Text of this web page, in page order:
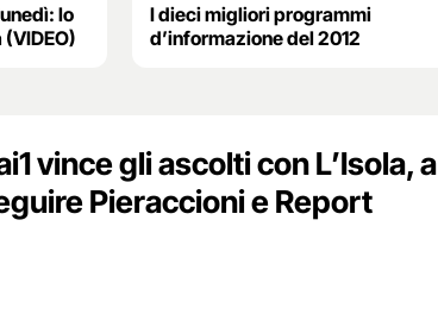
lo
I dieci migliori programmi
d’informazione del 2012
vince gli ascolti con L’Isola, a
Pieraccioni e Report